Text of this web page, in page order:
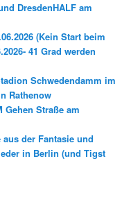
DresdenHALF am
(Kein Start beim
41 Grad werden
Schwedendamm im
Rathenow
Gehen Straße am
der Fantasie und
in Berlin (und Tigst